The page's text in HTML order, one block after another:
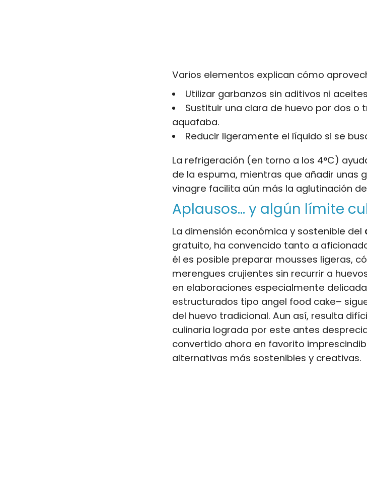
Varios elementos explican cómo
Utilizar garbanzos sin aditivos ni
Sustituir una clara de huevo por dos o
aquafaba.
Reducir ligeramente el líquido si se
La refrigeración (en torno a los 4°C)
de la espuma, mientras que añadir unas
vinagre facilita aún más la aglutinación
Aplausos… y algún límite
La dimensión económica y sostenible del
gratuito, ha convencido tanto a
él es posible preparar mousses ligeras,
merengues crujientes sin recurrir a
en elaboraciones especialmente
estructurados tipo angel food cake–
del huevo tradicional. Aun así, resulta
culinaria lograda por este antes
convertido ahora en favorito
alternativas más sostenibles y creativas.